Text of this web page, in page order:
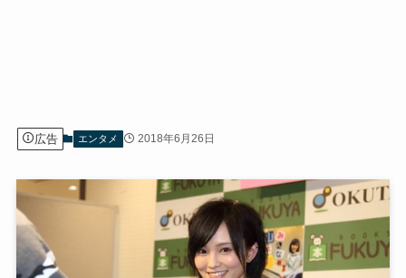
広告 エンタメ 2018年6月26日